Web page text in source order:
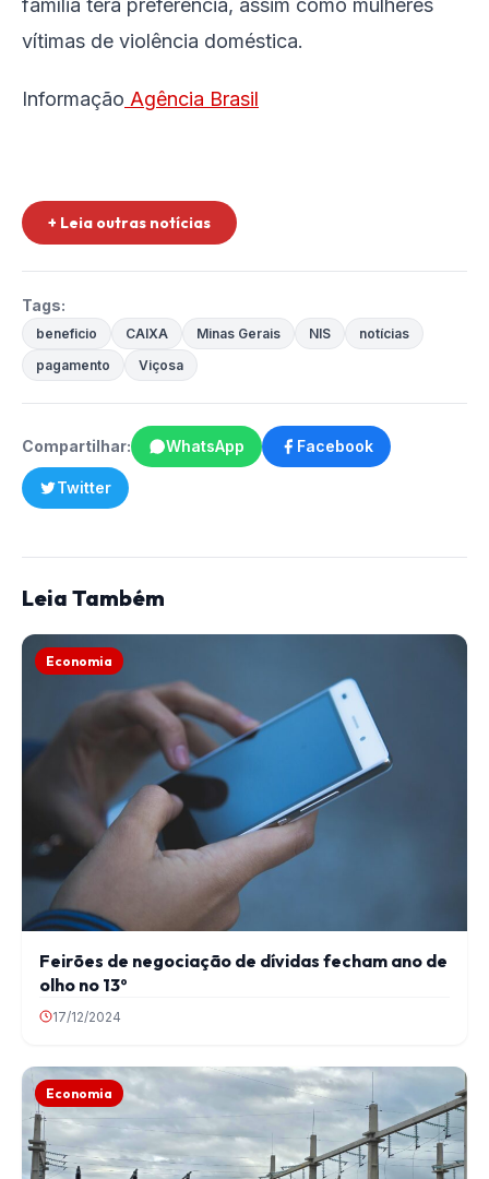
família terá preferência, assim como mulheres
vítimas de violência doméstica.
Informação Agência Brasil
+ Leia outras notícias
Tags:
beneficio CAIXA Minas Gerais NIS
notícias
pagamento
Viçosa
Compartilhar: WhatsApp Facebook
Twitter
Leia Também
Economia
Feirões de negociação de dívidas fecham ano de
olho no 13º
17/12/2024
Economia